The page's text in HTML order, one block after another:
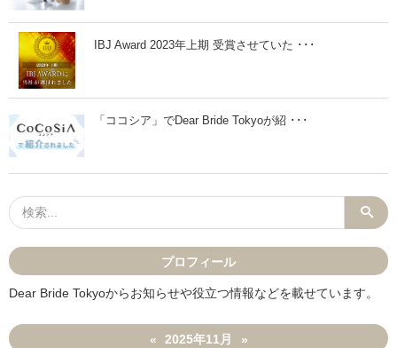
く
大
！
IBJ Award 2023年上期 受賞させていた ･･･
「ココシア」でDear Bride Tokyoが紹 ･･･
プロフィール
Dear Bride Tokyoからお知らせや役立つ情報などを載せています。
« 2025年11月 »